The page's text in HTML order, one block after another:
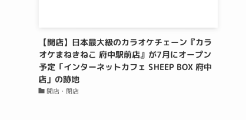
【開店】日本最大級のカラオケチェーン『カラ
オケまねきねこ 府中駅前店』が7月にオープン
予定「インターネットカフェ SHEEP BOX 府中
店」の跡地
開店・閉店